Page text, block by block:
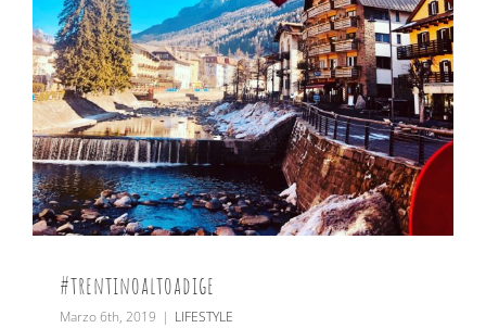
#trentinoaltoadige
Marzo 6th, 2019 | LIFESTYLE